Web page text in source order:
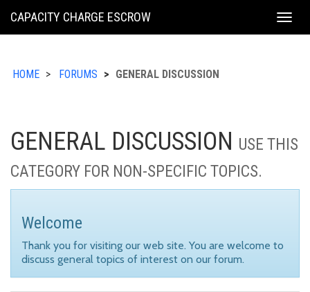
KING
CAPACITY CHARGE ESCROW
HOME FORUMS GENERAL DISCUSSION
GENERAL DISCUSSION USE THIS
CATEGORY FOR NON-SPECIFIC TOPICS.
Welcome
Thank you for visiting our web site. You are welcome to
discuss general topics of interest on our forum.